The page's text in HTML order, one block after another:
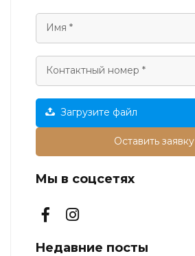
Загрузите файл
Оставить заявку
Мы в соцсетях
Недавние посты